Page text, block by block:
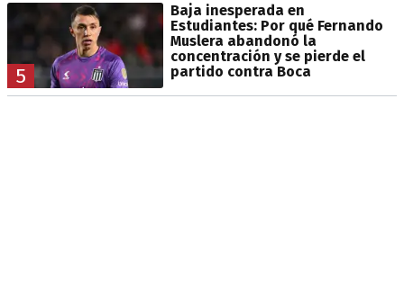
5
Baja inesperada en
Estudiantes: Por qué Fernando
Muslera abandonó la
concentración y se pierde el
partido contra Boca